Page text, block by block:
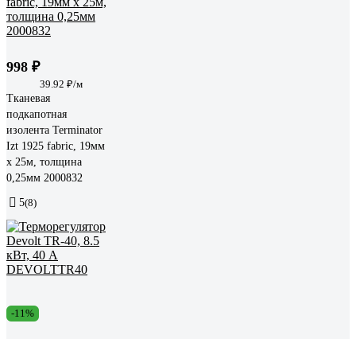
998 ₽
39.92 ₽/м
Тканевая
подкапотная
изолента Terminator
Izt 1925 fabric, 19мм
х 25м, толщина
0,25мм 2000832
5(8)
-11%